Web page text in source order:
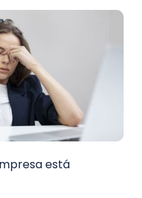
está